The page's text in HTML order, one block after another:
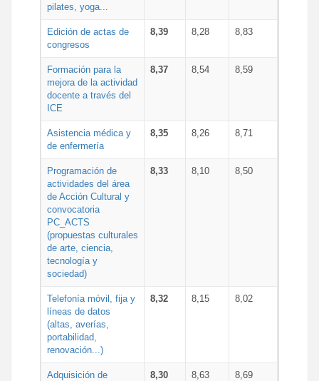
pilates, yoga...
Edición de actas de
congresos
8,39 8,28 8,83
Formación para la
mejora de la actividad
docente a través del
ICE
8,37 8,54 8,59
Asistencia médica y
de enfermería
8,35 8,26 8,71
Programación de
actividades del área
de Acción Cultural y
convocatoria
PC_ACTS
(propuestas culturales
de arte, ciencia,
tecnología y
sociedad)
8,33 8,10 8,50
Telefonía móvil, fija y
líneas de datos
(altas, averías,
portabilidad,
renovación...)
8,32 8,15 8,02
Adquisición de
8,30 8,63 8,69